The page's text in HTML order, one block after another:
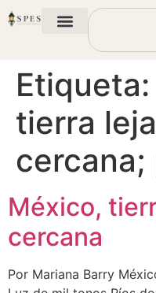
Etiqueta:
tierra
cercana;
México,
cercana
Por Mariana Barry